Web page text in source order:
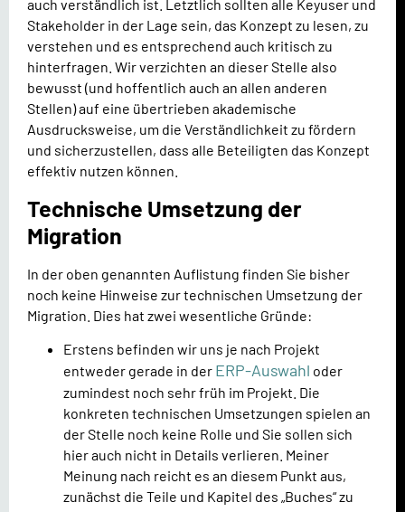
auch verständlich ist. Letztlich sollten alle Keyuser und
Stakeholder in der Lage sein, das Konzept zu lesen, zu
verstehen und es entsprechend auch kritisch zu
hinterfragen. Wir verzichten an dieser Stelle also
bewusst (und hoffentlich auch an allen anderen
Stellen) auf eine übertrieben akademische
Ausdrucksweise, um die Verständlichkeit zu fördern
und sicherzustellen, dass alle Beteiligten das Konzept
effektiv nutzen können.
Technische Umsetzung der
Migration
In der oben genannten Auflistung finden Sie bisher
noch keine Hinweise zur technischen Umsetzung der
Migration. Dies hat zwei wesentliche Gründe:
Erstens befinden wir uns je nach Projekt
entweder gerade in der ERP-Auswahl oder
zumindest noch sehr früh im Projekt. Die
konkreten technischen Umsetzungen spielen an
der Stelle noch keine Rolle und Sie sollen sich
hier auch nicht in Details verlieren. Meiner
Meinung nach reicht es an diesem Punkt aus,
zunächst die Teile und Kapitel des „Buches“ zu